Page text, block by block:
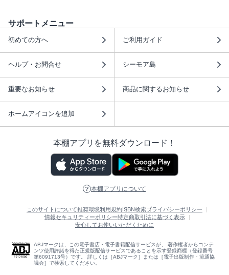
サポートメニュー
初めての方へ ご利用ガイド
ヘルプ・お問合せ シーモア島
重要なお知らせ 商品に関するお知らせ
ホームアイコンを追加
本棚アプリを無料ダウンロード！
本棚アプリについて
このサイトについて推奨環境利用規約 ISBN検索プライバシーポリシー
情報セキュリティーポリシー特定商取引法に基づく表示
安心してお使いいただくために
ABJマークは、この電子書店・電子書籍配信サービスが、 著作権者からコンテ
ンツ使用許諾を得た正規版配信サービスであることを示す登録商標（登録番号
第6091713号）です。 詳しくは［ABJマーク］または［電子出版制作・流通協
議会］で検索してください。